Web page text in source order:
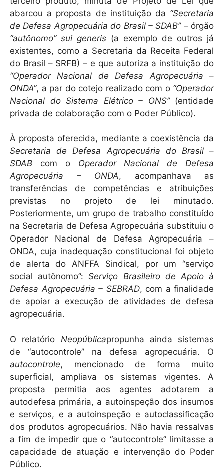
abarcou a proposta de instituição da “Secretaria
de Defesa Agropecuária do Brasil – SDAB” – órgão
“autônomo” sui generis (a exemplo de outros já
existentes, como a Secretaria da Receita Federal
do Brasil – SRFB) – e que autoriza a instituição do
“Operador Nacional de Defesa Agropecuária –
ONDA”, a par do cotejo realizado com o “Operador
Nacional do Sistema Elétrico – ONS”(entidade
privada de colaboração com o Poder Público).
À proposta oferecida, mediante a coexistência da
Secretaria de Defesa Agropecuária do Brasil –
SDAB com o Operador Nacional de Defesa
Agropecuária – ONDA, acompanhava as
transferências de competências e atribuições
previstas no projeto de lei minutado.
Posteriormente, um grupo de trabalho constituído
na Secretaria de Defesa Agropecuária substituiu o
Operador Nacional de Defesa Agropecuária –
ONDA, cuja inadequação constitucional foi objeto
de alerta do ANFFA Sindical, por um “serviço
social autônomo”:Serviço Brasileiro de Apoio à
Defesa Agropecuária – SEBRAD, com a finalidade
de apoiar a execução de atividades de defesa
agropecuária.
O relatório Neopúblicapropunha ainda sistemas
de “autocontrole” na defesa agropecuária. O
autocontrole, mencionado de forma muito
superficial, ampliava os sistemas vigentes. A
proposta permitia aos agentes adotarem a
autodefesa primária, a autoinspeção dos insumos
e serviços, e a autoinspeção e autoclassificação
dos produtos agropecuários. Não havia ressalvas
a fim de impedir que o “autocontrole” limitasse a
capacidade de atuação e intervenção do Poder
Público.